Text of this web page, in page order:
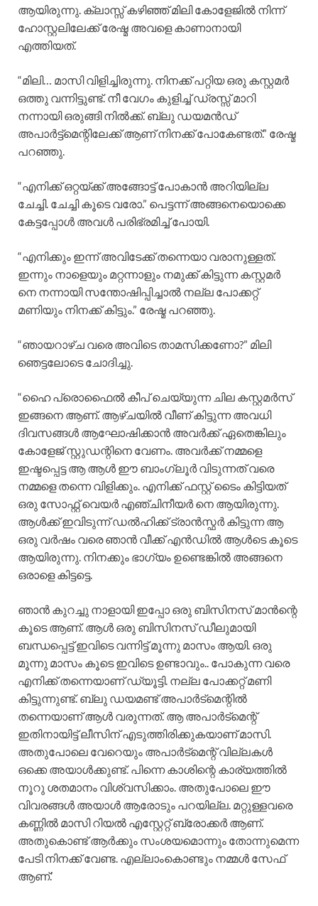
ആയിരുന്നു. ക്ലാസ്സ്‌ കഴിഞ്ഞ് മിലി കോളേജിൽ നിന്ന്
ഹോസ്റ്റലിലേക്ക് രേഷ്മ അവളെ കാണാനായി
എത്തിയത്.
“മിലി… മാസി വിളിച്ചിരുന്നു. നിനക്ക് പറ്റിയ ഒരു കസ്റ്റമർ
ഒത്തു വന്നിട്ടുണ്ട്. നീ വേഗം കുളിച്ച് ഡ്രസ്സ്‌ മാറി
നന്നായി ഒരുങ്ങി നിൽക്ക്. ബ്ലു ഡയമൻഡ്
അപാർട്ട്മെന്റിലേക്ക് ആണ് നിനക്ക് പോകേണ്ടത്.” രേഷ്മ
പറഞ്ഞു.
“എനിക്ക് ഒറ്റയ്ക്ക് അങ്ങോട്ട് പോകാൻ അറിയില്ല
ചേച്ചി. ചേച്ചി കൂടെ വരോ.” പെട്ടന്ന് അങ്ങനെയൊക്കെ
കേട്ടപ്പോൾ അവൾ പരിഭ്രമിച്ച് പോയി.
“എനിക്കും ഇന്ന് അവിടേക്ക് തന്നെയാ വരാനുള്ളത്.
ഇന്നും നാളെയും മറ്റന്നാളും നമുക്ക് കിട്ടുന്ന കസ്റ്റമർ
നെ നന്നായി സന്തോഷിപ്പിച്ചാൽ നല്ല പോക്കറ്റ്
മണിയും നിനക്ക് കിട്ടും.” രേഷ്മ പറഞ്ഞു.
“ഞായറാഴ്ച വരെ അവിടെ താമസിക്കണോ?” മിലി
ഞെട്ടലോടെ ചോദിച്ചു.
“ഹൈ പ്രൊഫൈൽ കീപ് ചെയ്യുന്ന ചില കസ്റ്റമർസ്
ഇങ്ങനെ ആണ്. ആഴ്ചയിൽ വീണ് കിട്ടുന്ന അവധി
ദിവസങ്ങൾ ആഘോഷിക്കാൻ അവർക്ക് ഏതെങ്കിലും
കോളേജ് സ്റ്റുഡന്റിനെ വേണം. അവർക്ക് നമ്മളെ
ഇഷ്ടപ്പെട്ട ആ ആൾ ഈ ബാംഗ്ലൂർ വിടുന്നത് വരെ
നമ്മളെ തന്നെ വിളിക്കും. എനിക്ക് ഫസ്റ്റ് ടൈം കിട്ടിയത്
ഒരു സോഫ്റ്റ്‌ വെയർ എഞ്ചിനീയർ നെ ആയിരുന്നു.
ആൾക്ക് ഇവിടുന്ന് ഡൽഹിക്ക് ട്രാൻസ്ഫർ കിട്ടുന്ന ആ
ഒരു വർഷം വരെ ഞാൻ വീക്ക്‌ എൻഡിൽ ആൾടെ കൂടെ
ആയിരുന്നു. നിനക്കും ഭാഗ്യം ഉണ്ടെങ്കിൽ അങ്ങനെ
ഒരാളെ കിട്ടട്ടെ.
ഞാൻ കുറച്ചു നാളായി ഇപ്പോ ഒരു ബിസിനസ്‌ മാൻന്റെ
കൂടെ ആണ്. ആൾ ഒരു ബിസിനസ്‌ ഡീലുമായി
ബന്ധപ്പെട്ട് ഇവിടെ വന്നിട്ട് മൂന്നു മാസം ആയി. ഒരു
മൂന്നു മാസം കൂടെ ഇവിടെ ഉണ്ടാവും.. പോകുന്ന വരെ
എനിക്ക് തന്നെയാണ് ഡ്യൂട്ടി. നല്ല പോക്കറ്റ് മണി
കിട്ടുന്നുണ്ട്. ബ്ലു ഡയമണ്ട് അപാർട്മെന്റിൽ
തന്നെയാണ് ആൾ വരുന്നത്. ആ അപാർട്മെന്റ്
ഇതിനായിട്ട് ലീസിന് എടുത്തിരിക്കുകയാണ് മാസി.
അതുപോലെ വേറെയും അപാർട്മെന്റ് വില്ലകൾ
ഒക്കെ അയാൾക്കുണ്ട്. പിന്നെ കാശിന്റെ കാര്യത്തിൽ
നൂറു ശതമാനം വിശ്വസിക്കാം. അതുപോലെ ഈ
വിവരങ്ങൾ അയാൾ ആരോടും പറയില്ല. മറ്റുള്ളവരെ
കണ്ണിൽ മാസി റിയൽ എസ്റ്റേറ്റ് ബ്രോക്കർ ആണ്.
അതുകൊണ്ട് ആർക്കും സംശയമൊന്നും തോന്നുമെന്ന
പേടി നിനക്ക് വേണ്ട. എല്ലാംകൊണ്ടും നമ്മൾ സേഫ്
ആണ്.’